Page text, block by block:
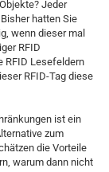
Jeder
hatten Sie
wenn dieser mal
RFID
RFID Lesefeldern
RFID-Tag diese
ist ein
zum
die Vorteile
warum dann nicht